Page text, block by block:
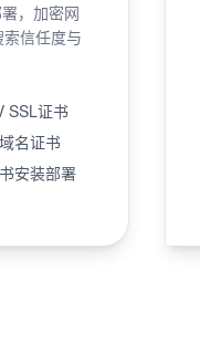
，加密网
信任度与
SSL证书
名证书
安装部署